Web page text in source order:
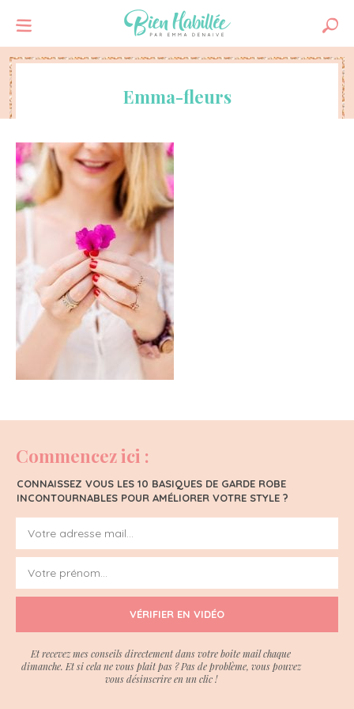
Emma-fleurs
Commencez ici :
CONNAISSEZ VOUS LES 10 BASIQUES DE GARDE ROBE
INCONTOURNABLES POUR AMÉLIORER VOTRE STYLE ?
VÉRIFIER EN VIDÉO
Et recevez mes conseils directement dans votre boite mail chaque
dimanche. Et si cela ne vous plait pas ? Pas de problème, vous pouvez
vous désinscrire en un clic !